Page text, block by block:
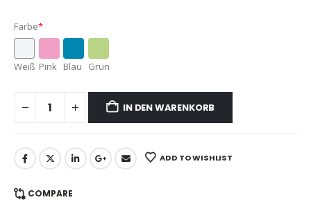
Farbe*
Weiß Pink Blau Grün
IN DEN WARENKORB
ADD TO WISHLIST
COMPARE